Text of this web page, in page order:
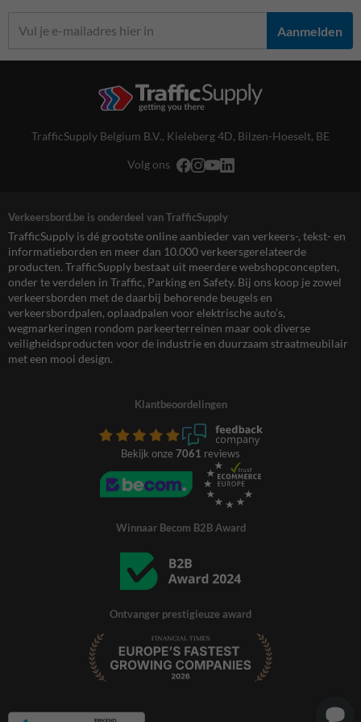
Aanmelden
TrafficSupply Belgium B.V., Kieleberg 4D, Bilzen-Hoeselt, BE
Volg ons
Verkeersbord.be is onderdeel van TrafficSupply
TrafficSupply is dé grootste online aanbieder van verkeers-, tekst- en
informatieborden en meer dan 10.000 verkeersgerelateerde
producten. TrafficSupply bestaat uit meerdere webshopconcepten,
onder te verdelen in Traffic, Parking en Safety. Bij ons koop je zowel
verkeersborden met de daarbij behorende beugels en
verkeersbordpalen, oplaadpalen voor elektrische auto’s,
wegmarkeringen rondom parkeerterreinen maar ook diverse
veiligheidsproducten voor de industrie en duurzaam straatmeubilair
met een mooi design.
Klantbeoordelingen
Bekijk onze 7061 reviews
Winnaar Becom B2B Award
Ontvanger prestigieuze award